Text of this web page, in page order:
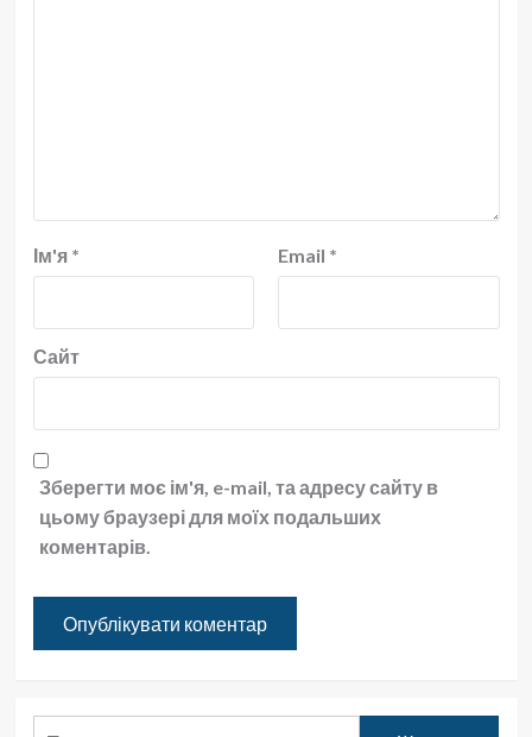
Ім'я * Email *
Сайт
Зберегти моє ім'я, e-mail, та адресу сайту в
цьому браузері для моїх подальших
коментарів.